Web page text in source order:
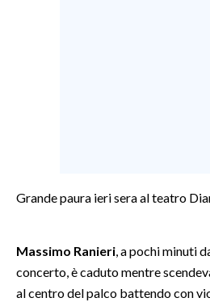
SALUTE
SARDEGNA TURISMO
Grande paura ieri sera al teatro
Massimo Ranieri , a pochi minuti
concerto, è caduto mentre
al centro del palco battendo con